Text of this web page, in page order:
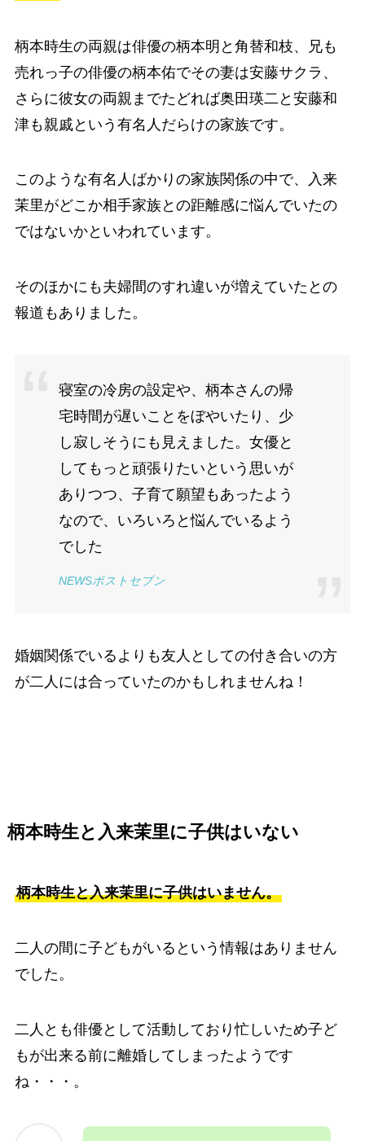
柄本時生の両親は俳優の柄本明と角替和枝、兄も
売れっ子の俳優の柄本佑でその妻は安藤サクラ、
さらに彼女の両親までたどれば奥田瑛二と安藤和
津も親戚という有名人だらけの家族です。
このような有名人ばかりの家族関係の中で、入来
茉里がどこか相手家族との距離感に悩んでいたの
ではないかといわれています。
そのほかにも夫婦間のすれ違いが増えていたとの
報道もありました。
寝室の冷房の設定や、柄本さんの帰
宅時間が遅いことをぼやいたり、少
し寂しそうにも見えました。女優と
してもっと頑張りたいという思いが
ありつつ、子育て願望もあったよう
なので、いろいろと悩んでいるよう
でした
NEWSポストセブン
婚姻関係でいるよりも友人としての付き合いの方
が二人には合っていたのかもしれませんね！
柄本時生と入来茉里に子供はいない
柄本時生と入来茉里に子供はいません。
二人の間に子どもがいるという情報はありません
でした。
二人とも俳優として活動しており忙しいため子ど
もが出来る前に離婚してしまったようです
ね・・・。